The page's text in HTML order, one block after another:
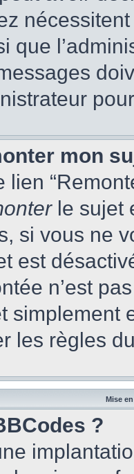
que
mon
lien
le sujet
si vous ne
est
n’est
simplement
les règles
Mise
?